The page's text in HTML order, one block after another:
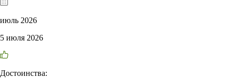
июль 2026
5 июля 2026
Достоинства: